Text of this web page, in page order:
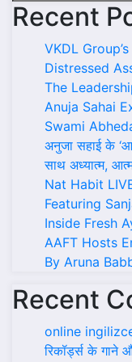
Recent
VKDL
Distressed
The
Anuja Sahai
Swami
अनुजा सहाई के
साथ अध्यात्म,
Nat Habit
Featuring
Inside Fresh
AAFT Hosts
By Aruna
Recent
online
रिकॉर्ड्स के गाने